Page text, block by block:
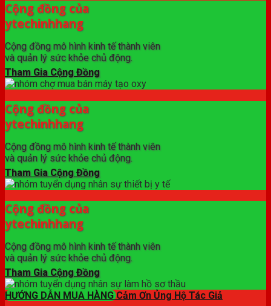
Cộng đồng của
ytechinhhang
Cộng đồng mô hình kinh tế thành viên
và quản lý sức khỏe chủ động.
Tham Gia Cộng Đồng
Cộng đồng của
ytechinhhang
Cộng đồng mô hình kinh tế thành viên
và quản lý sức khỏe chủ động.
Tham Gia Cộng Đồng
Cộng đồng của
ytechinhhang
Cộng đồng mô hình kinh tế thành viên
và quản lý sức khỏe chủ động.
Tham Gia Cộng Đồng
HƯỚNG DẪN MUA HÀNG Cảm Ơn Ủng Hộ Tác Giả